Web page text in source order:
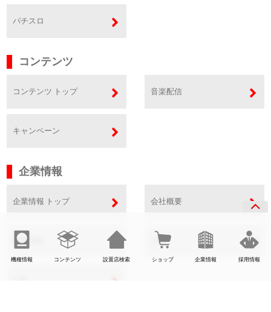
機種情報 コンテンツ 設置店検索 ショップ 企業情報 採用情報
パチスロ
コンテンツ
コンテンツ トップ 音楽配信
キャンペーン
企業情報
企業情報 トップ 会社概要
事業内容 SDGs